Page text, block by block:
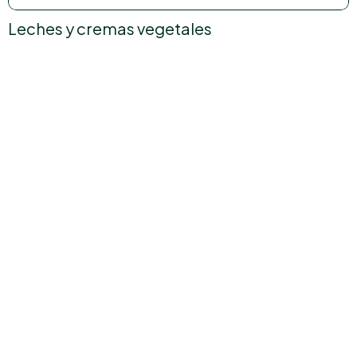
Leches y cremas vegetales